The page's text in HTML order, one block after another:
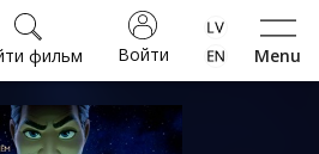
Menu
Войти
фильм